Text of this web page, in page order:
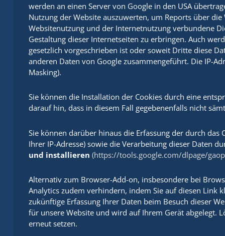
werden an einen Server von Google in den USA
Nutzung der Website auszuwerten, um Reports über
Websitenutzung und der Internetnutzung verbundene
Gestaltung dieser Internetseiten zu erbringen. Auch
gesetzlich vorgeschrieben ist oder soweit Dritte diese
anderen Daten von Google zusammengeführt. Die IP-
Masking).
Sie können die Installation der Cookies durch eine
darauf hin, dass in diesem Fall gegebenenfalls nicht
Sie können darüber hinaus die Erfassung der durch
Ihrer IP-Adresse) sowie die Verarbeitung dieser Daten
und installieren (https://tools.google.com/dlpage/
Alternativ zum Browser-Add-on, insbesondere bei
Analytics zudem verhindern, indem Sie auf diesen Link
zukünftige Erfassung Ihrer Daten beim Besuch dieser
für unsere Website und wird auf Ihrem Gerät abgelegt.
erneut setzen.